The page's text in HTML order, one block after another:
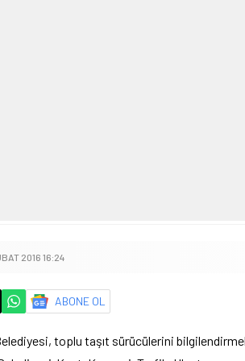
2016 16:24
ABONE OL
toplu taşıt sürücülerini